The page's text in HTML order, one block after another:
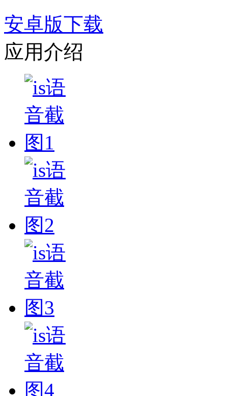
安卓版下载
应用介绍